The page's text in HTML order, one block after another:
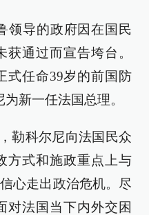
领导的政府因在国民
通过而宣告垮台。
式任命39岁的前国防
新一任法国总理。
勒科尔尼向法国民众
方式和施政重点上与
心走出政治危机。尽
对法国当下内外交困